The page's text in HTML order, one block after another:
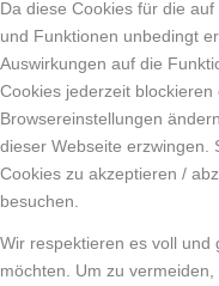
Da diese Cookies für die
und Funktionen unbedingt
Auswirkungen auf die
Cookies jederzeit
Browsereinstellungen
dieser Webseite erzwingen.
Cookies zu akzeptieren /
besuchen.
Wir respektieren es voll und
möchten. Um zu